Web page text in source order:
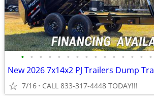
• • • • • • • • • • • • • • •
New 2026 7x14x2 PJ Trailers Dump
7/16 CALL 833-317-4448 TODAY!!!